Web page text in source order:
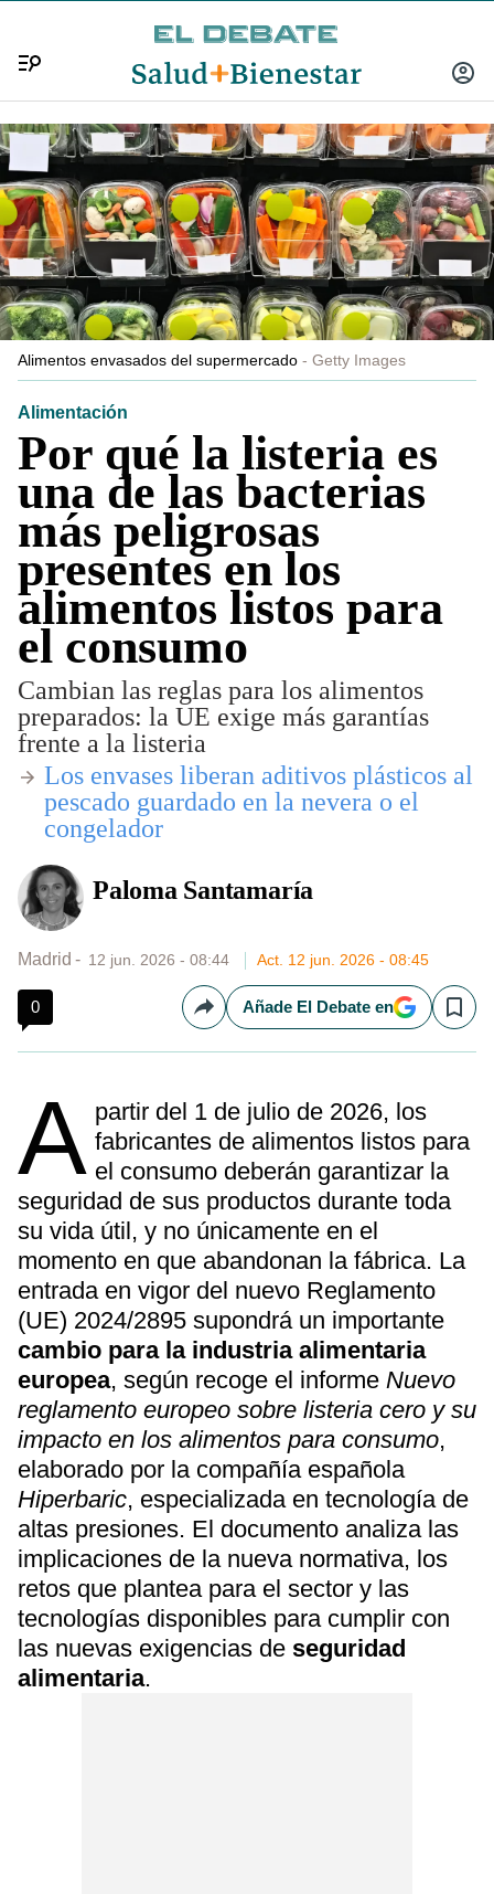
INICIAR
Alimentos envasados del supermercado Getty Images
Alimentación
Por qué la listeria es
una de las bacterias
más peligrosas
presentes en los
alimentos listos para
el consumo
Cambian las reglas para los alimentos
preparados: la UE exige más garantías
frente a la listeria
​Los envases liberan aditivos plásticos al
pescado guardado en la nevera o el
congelador
Paloma Santamaría
Madrid 12 jun. 2026 - 08:44 Act. 12 jun. 2026 - 08:45
0 CompartirAñade El Debate en Save
A partir del 1 de julio de 2026, los
fabricantes de alimentos listos para
el consumo deberán garantizar la
seguridad de sus productos durante toda
su vida útil, y no únicamente en el
momento en que abandonan la fábrica. La
entrada en vigor del nuevo Reglamento
(UE) 2024/2895 supondrá un importante
cambio para la industria alimentaria
europea, según recoge el informe Nuevo
reglamento europeo sobre listeria cero y su
impacto en los alimentos para consumo,
elaborado por la compañía española
Hiperbaric, especializada en tecnología de
altas presiones. El documento analiza las
implicaciones de la nueva normativa, los
retos que plantea para el sector y las
tecnologías disponibles para cumplir con
las nuevas exigencias de seguridad
alimentaria.